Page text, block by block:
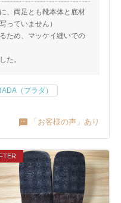
、両足とも靴本体と底材
っていません）
ため、マッケイ縫いでの
た。
（プラダ）
「お客様の声」あり